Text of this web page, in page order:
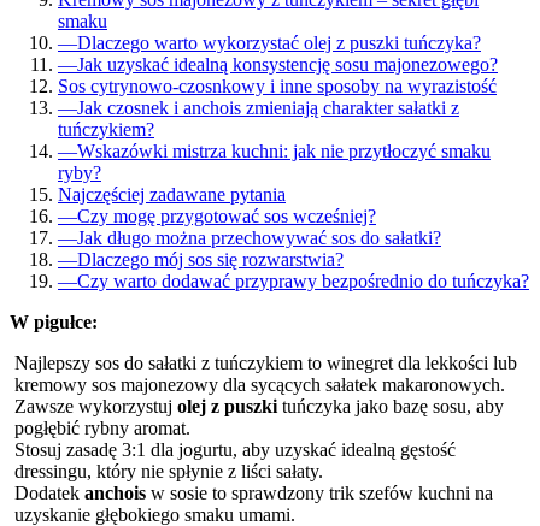
smaku
—Dlaczego warto wykorzystać olej z puszki tuńczyka?
—Jak uzyskać idealną konsystencję sosu majonezowego?
Sos cytrynowo-czosnkowy i inne sposoby na wyrazistość
—Jak czosnek i anchois zmieniają charakter sałatki z
tuńczykiem?
—Wskazówki mistrza kuchni: jak nie przytłoczyć smaku
ryby?
Najczęściej zadawane pytania
—Czy mogę przygotować sos wcześniej?
—Jak długo można przechowywać sos do sałatki?
—Dlaczego mój sos się rozwarstwia?
—Czy warto dodawać przyprawy bezpośrednio do tuńczyka?
W pigułce:
Najlepszy sos do sałatki z tuńczykiem to winegret dla lekkości lub
kremowy sos majonezowy dla sycących sałatek makaronowych.
Zawsze wykorzystuj olej z puszki tuńczyka jako bazę sosu, aby
pogłębić rybny aromat.
Stosuj zasadę 3:1 dla jogurtu, aby uzyskać idealną gęstość
dressingu, który nie spłynie z liści sałaty.
Dodatek anchois w sosie to sprawdzony trik szefów kuchni na
uzyskanie głębokiego smaku umami.